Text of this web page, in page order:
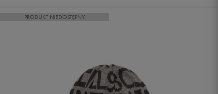
PRODUKT NIEDOSTĘPNY